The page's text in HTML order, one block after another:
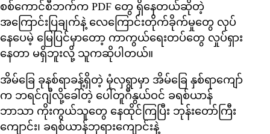
စစ်ကောင်စီဘက်က PDF တွေ ရှိနေတယ်ဆိုတဲ့
အကြောင်းပြချက်နဲ့ လေကြောင်းတိုက်ခိုက်မှုတွေ လုပ်
နေပေမဲ့ မြေပြင်မှာတော့ ကာကွယ်ရေးတပ်တွေ လှုပ်ရှား
နေတာ မရှိဘူးလို့ သူကဆိုပါတယ်။
အိမ်ခြေ ခုနစ်ရာခန့်ရှိတဲ့ မုံလှရွာမှာ အိမ်ခြေ နှစ်ရာကျော်
က ဘရင်ဂျီလို့ခေါ်တဲ့ ပေါ်တူဂီနွယ်ဝင် ခရစ်ယာန်
ဘာသာ ကိုးကွယ်သူတွေ နေထိုင်ကြပြီး ဘုန်းတော်ကြီး
ကျောင်း၊ ခရစ်ယာန်ဘုရားကျောင်းနဲ့